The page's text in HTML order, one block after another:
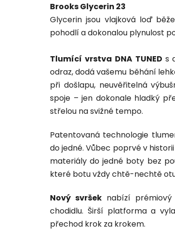
Brooks Glycerin 23
Glycerin jsou vlajková loď
pohodlí a dokonalou plynulost
Tlumící vrstva DNA TUNED s
odraz, dodá vašemu běhání
při došlapu, neuvěřitelná
spoje – jen dokonale hladký
střelou na svižné tempo.
Patentovaná technologie
do jedné. Vůbec poprvé v
materiály do jedné boty bez
které botu vždy chtě-nechtě
Nový svršeknabízí prémiový
chodidlu. Širší platforma a
přechod krok za krokem.